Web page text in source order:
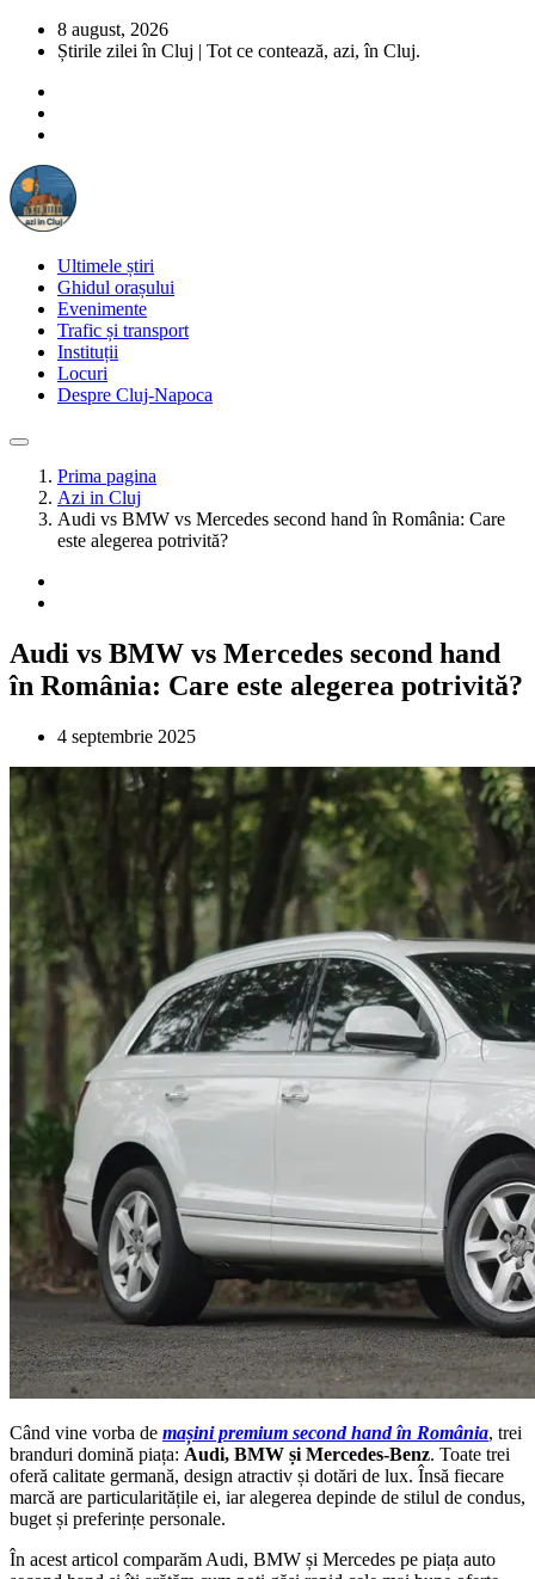
8 august, 2026
Știrile zilei în Cluj | Tot ce contează, azi, în Cluj.
Ultimele știri
Ghidul orașului
Evenimente
Trafic și transport
Instituții
Locuri
Despre Cluj-Napoca
Prima pagina
Azi in Cluj
Audi vs BMW vs Mercedes second hand în România: Care
este alegerea potrivită?
Audi vs BMW vs Mercedes second hand
în România: Care este alegerea potrivită?
4 septembrie 2025
Când vine vorba de mașini premium second hand în România, trei
branduri domină piața: Audi, BMW și Mercedes-Benz. Toate trei
oferă calitate germană, design atractiv și dotări de lux. Însă fiecare
marcă are particularitățile ei, iar alegerea depinde de stilul de condus,
buget și preferințe personale.
În acest articol comparăm Audi, BMW și Mercedes pe piața auto